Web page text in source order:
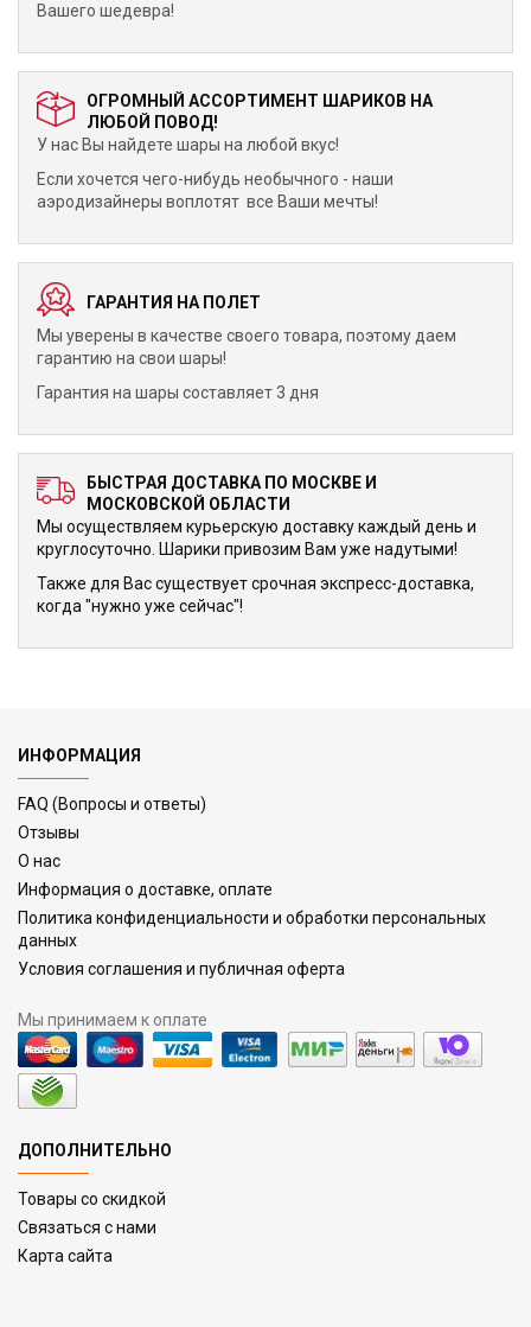
Вашего шедевра!
ОГРОМНЫЙ АССОРТИМЕНТ ШАРИКОВ НА
ЛЮБОЙ ПОВОД!
У нас Вы найдете шары на любой вкус!
Если хочется чего-нибудь необычного - наши
аэродизайнеры воплотят все Ваши мечты!
ГАРАНТИЯ НА ПОЛЕТ
Мы уверены в качестве своего товара, поэтому даем
гарантию на свои шары!
Гарантия на шары составляет 3 дня
БЫСТРАЯ ДОСТАВКА ПО МОСКВЕ И
МОСКОВСКОЙ ОБЛАСТИ
Мы осуществляем курьерскую доставку каждый день и
круглосуточно. Шарики привозим Вам уже надутыми!
Также для Вас существует срочная экспресс-доставка,
когда "нужно уже сейчас"!
ИНФОРМАЦИЯ
FAQ (Вопросы и ответы)
Отзывы
О нас
Информация о доставке, оплате
Политика конфиденциальности и обработки персональных
данных
Условия соглашения и публичная оферта
Мы принимаем к оплате
ДОПОЛНИТЕЛЬНО
Товары со скидкой
Связаться с нами
Карта сайта